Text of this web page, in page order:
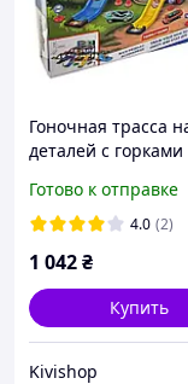
Гоночная трасса
деталей с горками
Snake Garage
Готово к отправке
4.0 (2)
1 042₴
Купить
Kivishop